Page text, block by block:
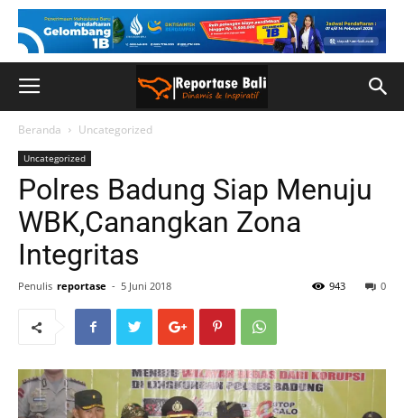
Beranda Uncategorized
Uncategorized
Polres Badung Siap Menuju
WBK,Canangkan Zona
Integritas
Penulis reportase - 5 Juni 2018 0
943